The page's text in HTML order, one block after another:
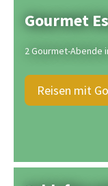
Gourmet
2 Gourmet-Abende
Reisen mit